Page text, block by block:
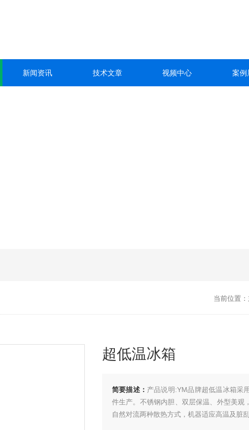
新闻资讯 技术文章 视频中心 案例
当前位置：
超低温冰箱
简要描述： 产品说明:YM品牌超低温冰箱采
件生产。不锈钢内胆、双层保温、外型美观
自然对流两种散热方式，机器适应高温及脏